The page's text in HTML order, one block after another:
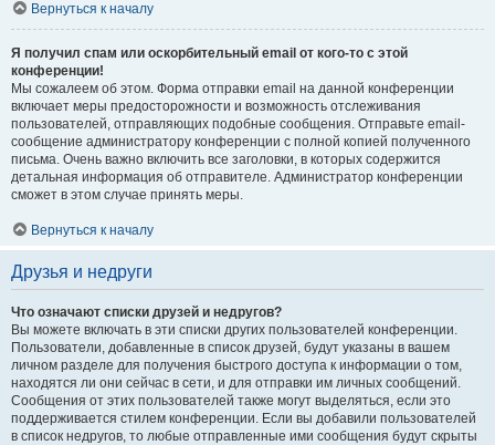
Вернуться к началу
Я получил спам или оскорбительный email от кого-то с этой
конференции!
Мы сожалеем об этом. Форма отправки email на данной конференции
включает меры предосторожности и возможность отслеживания
пользователей, отправляющих подобные сообщения. Отправьте email-
сообщение администратору конференции с полной копией полученного
письма. Очень важно включить все заголовки, в которых содержится
детальная информация об отправителе. Администратор конференции
сможет в этом случае принять меры.
Вернуться к началу
Друзья и недруги
Что означают списки друзей и недругов?
Вы можете включать в эти списки других пользователей конференции.
Пользователи, добавленные в список друзей, будут указаны в вашем
личном разделе для получения быстрого доступа к информации о том,
находятся ли они сейчас в сети, и для отправки им личных сообщений.
Сообщения от этих пользователей также могут выделяться, если это
поддерживается стилем конференции. Если вы добавили пользователей
в список недругов, то любые отправленные ими сообщения будут скрыты